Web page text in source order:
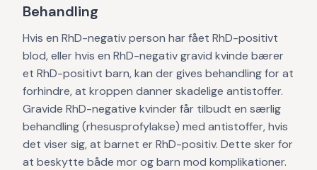
Behandling
Hvis en RhD-negativ person har fået RhD-positivt
blod, eller hvis en RhD-negativ gravid kvinde bærer
et RhD-positivt barn, kan der gives behandling for at
forhindre, at kroppen danner skadelige antistoffer.
Gravide RhD-negative kvinder får tilbudt en særlig
behandling (rhesusprofylakse) med antistoffer, hvis
det viser sig, at barnet er RhD-positiv. Dette sker for
at beskytte både mor og barn mod komplikationer.